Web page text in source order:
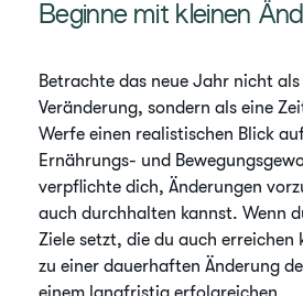
Beginne mit kleinen
Betrachte das neue Jahr nicht
Veränderung, sondern als eine
Werfe einen realistischen Blick
Ernährungs- und
verpflichte dich, Änderungen
auch durchhalten kannst. Wenn
Ziele setzt, die du auch erreichen
zu einer dauerhaften Änderung